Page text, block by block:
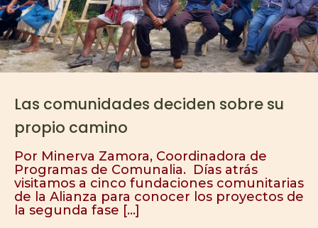
Las comunidades deciden sobre su
propio camino
Por Minerva Zamora, Coordinadora de
Programas de Comunalia. Días atrás
visitamos a cinco fundaciones comunitarias
de la Alianza para conocer los proyectos de
la segunda fase […]